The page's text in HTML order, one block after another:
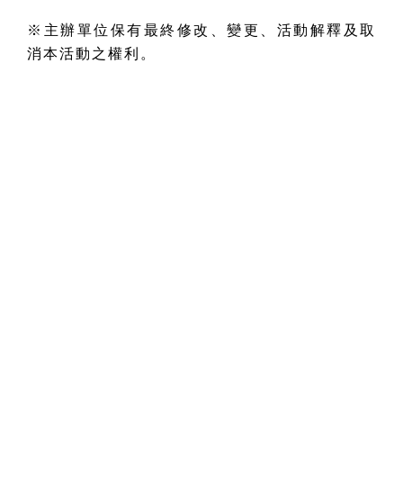
※主辦單位保有最終修改、變更、活動解釋及取
消本活動之權利。